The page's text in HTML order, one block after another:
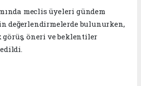
meclis üyeleri gündem
değerlendirmelerde bulunurken,
öneri ve beklentiler